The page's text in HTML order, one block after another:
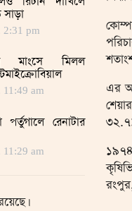
সাড়া
2:31 pm
মাংসে মিলল
am
রেনাটার
am
এর